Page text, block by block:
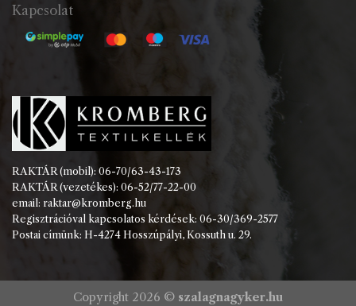
Kapcsolat
RAKTÁR (mobil): 06-70/63-43-173
RAKTÁR (vezetékes): 06-52/77-22-00
email: raktar@kromberg.hu
Regisztrációval kapcsolatos kérdések: 06-30/369-2577
Postai címünk: H-4274 Hosszúpályi, Kossuth u. 29.
Copyright 2026 © szalagnagyker.hu